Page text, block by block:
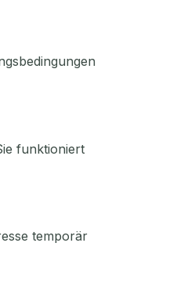
funktioniert
temporär